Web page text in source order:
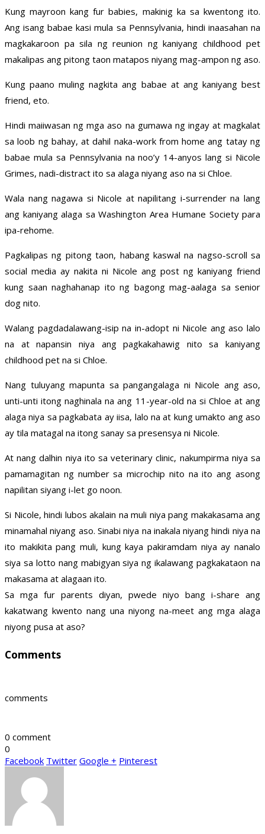
Kung mayroon kang fur babies, makinig ka sa kwentong ito.
Ang isang babae kasi mula sa Pennsylvania, hindi inaasahan na
magkakaroon pa sila ng reunion ng kaniyang childhood pet
makalipas ang pitong taon matapos niyang mag-ampon ng aso.
Kung paano muling nagkita ang babae at ang kaniyang best
friend, eto.
Hindi maiiwasan ng mga aso na gumawa ng ingay at magkalat
sa loob ng bahay, at dahil naka-work from home ang tatay ng
babae mula sa Pennsylvania na noo’y 14-anyos lang si Nicole
Grimes, nadi-distract ito sa alaga niyang aso na si Chloe.
Wala nang nagawa si Nicole at napilitang i-surrender na lang
ang kaniyang alaga sa Washington Area Humane Society para
ipa-rehome.
Pagkalipas ng pitong taon, habang kaswal na nagso-scroll sa
social media ay nakita ni Nicole ang post ng kaniyang friend
kung saan naghahanap ito ng bagong mag-aalaga sa senior
dog nito.
Walang pagdadalawang-isip na in-adopt ni Nicole ang aso lalo
na at napansin niya ang pagkakahawig nito sa kaniyang
childhood pet na si Chloe.
Nang tuluyang mapunta sa pangangalaga ni Nicole ang aso,
unti-unti itong naghinala na ang 11-year-old na si Chloe at ang
alaga niya sa pagkabata ay iisa, lalo na at kung umakto ang aso
ay tila matagal na itong sanay sa presensya ni Nicole.
At nang dalhin niya ito sa veterinary clinic, nakumpirma niya sa
pamamagitan ng number sa microchip nito na ito ang asong
napilitan siyang i-let go noon.
Si Nicole, hindi lubos akalain na muli niya pang makakasama ang
minamahal niyang aso. Sinabi niya na inakala niyang hindi niya na
ito makikita pang muli, kung kaya pakiramdam niya ay nanalo
siya sa lotto nang mabigyan siya ng ikalawang pagkakataon na
makasama at alagaan ito.
Sa mga fur parents diyan, pwede niyo bang i-share ang
kakatwang kwento nang una niyong na-meet ang mga alaga
niyong pusa at aso?
Comments
comments
0 comment
0
Facebook Twitter Google + Pinterest